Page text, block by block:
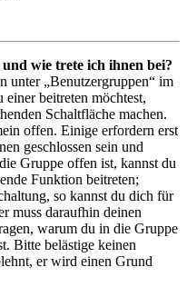
wie trete ich ihnen bei?
unter „Benutzergruppen“ im
beitreten möchtest,
Schaltfläche machen.
offen. Einige erfordern erst
geschlossen sein und
Gruppe offen ist, kannst du
Funktion beitreten;
so kannst du dich für
muss daraufhin deinen
warum du in die Gruppe
Bitte belästige keinen
er wird einen Grund